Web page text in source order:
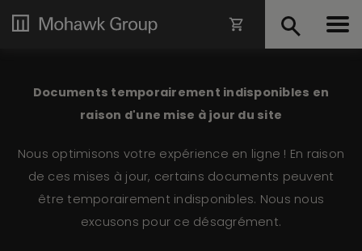
Documents temporairement indisponibles en
raison d'une mise à jour du site
Nous optimisons votre expérience en ligne ! En raison
de ces mises à jour, certains documents peuvent
être temporairement indisponibles. Nous nous
excusons pour ce désagrément.